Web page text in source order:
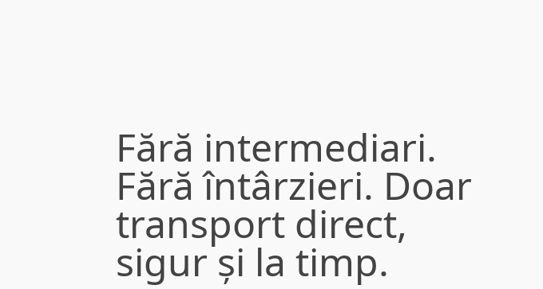
Fără intermediari.
Fără întârzieri. Doar
transport direct,
sigur și la timp.